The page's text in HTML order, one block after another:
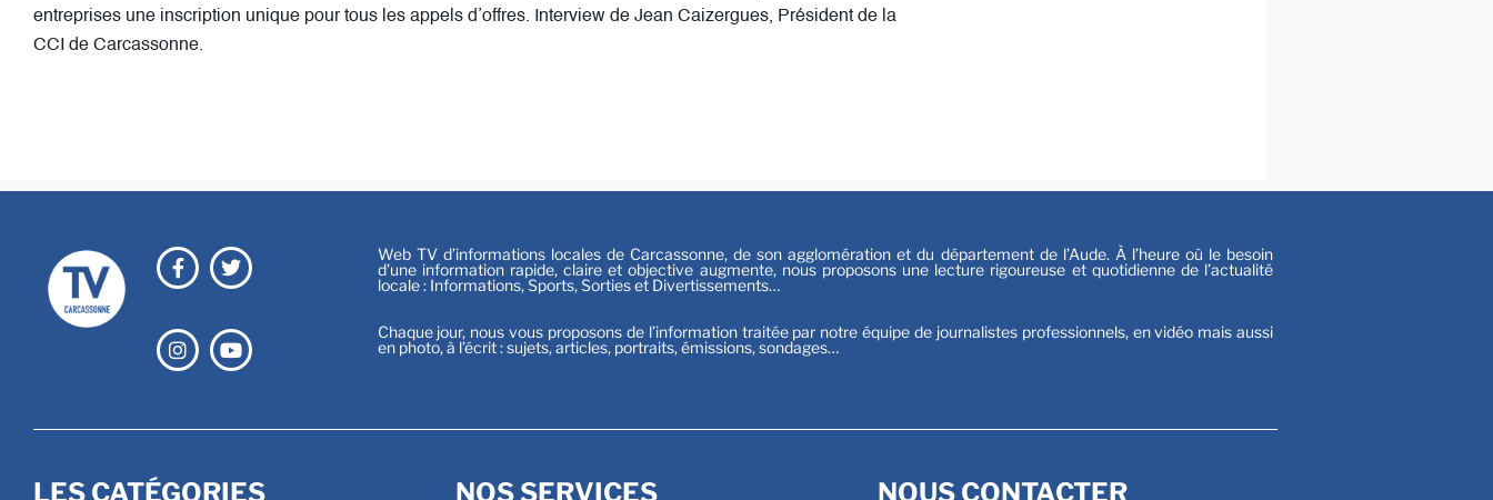
entreprises une inscription unique pour tous les appels d’offres. Interview de Jean Caizergues, Président de la
CCI de Carcassonne.
Web TV d’informations locales de Carcassonne, de son agglomération et du département de l’Aude. À l’heure où le besoin
d’une information rapide, claire et objective augmente, nous proposons une lecture rigoureuse et quotidienne de l’actualité
locale : Informations, Sports, Sorties et Divertissements…
Chaque jour, nous vous proposons de l’information traitée par notre équipe de journalistes professionnels, en vidéo mais aussi
en photo, à l’écrit : sujets, articles, portraits, émissions, sondages…
LES CATÉGORIES NOS SERVICES NOUS CONTACTER